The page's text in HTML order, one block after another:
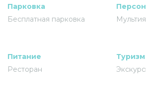
Парковка
Бесплатная парковка
Питание
Ресторан
Туризм